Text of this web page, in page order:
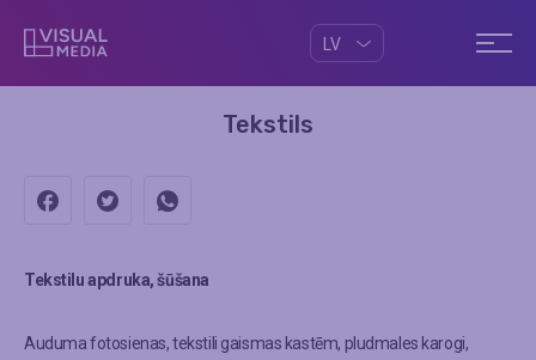
LV
Tekstils
Tekstilu apdruka, šūšana
Auduma fotosienas, tekstili gaismas kastēm, pludmales karogi,